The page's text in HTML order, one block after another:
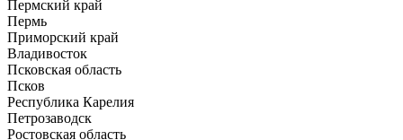
Пермский край
Пермь
Приморский край
Владивосток
Псковская область
Псков
Республика Карелия
Петрозаводск
Ростовская область